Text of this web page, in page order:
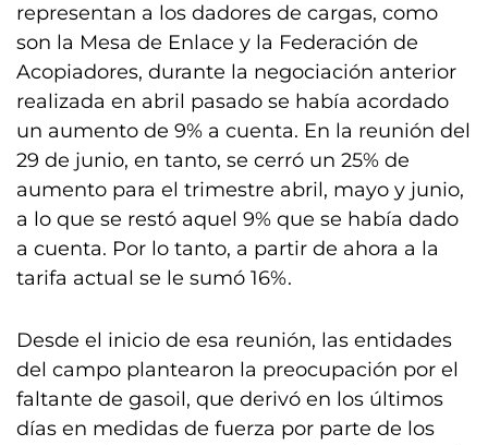
representan a los dadores de cargas, como
son la Mesa de Enlace y la Federación de
Acopiadores, durante la negociación anterior
realizada en abril pasado se había acordado
un aumento de 9% a cuenta. En la reunión del
29 de junio, en tanto, se cerró un 25% de
aumento para el trimestre abril, mayo y junio,
a lo que se restó aquel 9% que se había dado
a cuenta. Por lo tanto, a partir de ahora a la
tarifa actual se le sumó 16%.
Desde el inicio de esa reunión, las entidades
del campo plantearon la preocupación por el
faltante de gasoil, que derivó en los últimos
días en medidas de fuerza por parte de los